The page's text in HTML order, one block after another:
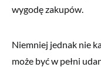
wygodę zakupów.
Niemniej jednak nie
może być w pełni